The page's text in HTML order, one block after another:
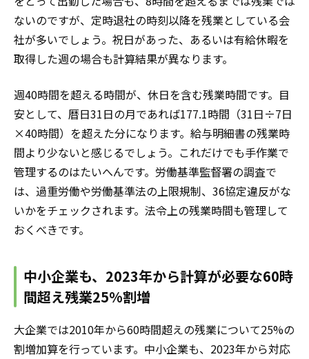
ないのですが、定時退社の時刻以降を残業としている会
社が多いでしょう。祝日があった、あるいは有給休暇を
取得した週の場合も計算結果が異なります。
週40時間を超える時間が、休日を含む残業時間です。目
安として、暦日31日の月であれば177.1時間（31日÷7日
×40時間）を超えた分になります。給与明細書の残業時
間より少ないと感じるでしょう。これだけでも手作業で
管理するのはたいへんです。労働基準監督署の調査で
は、過重労働や労働基準法の上限規制、36協定違反がな
いかをチェックされます。法令上の残業時間も管理して
おくべきです。
中小企業も、2023年から計算が必要な60時
間超え残業25%割増
大企業では2010年から60時間超えの残業について25%の
割増加算を行っています。中小企業も、2023年から対応